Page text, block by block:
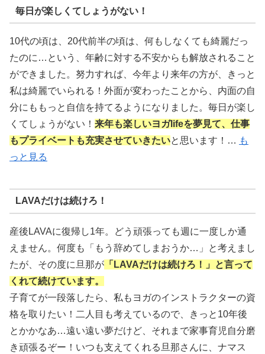
毎日が楽しくてしょうがない！
10代の頃は、20代前半の頃は、何もしなくても綺麗だっ
たのに…という、年齢に対する不安からも解放されること
ができました。努力すれば、今年より来年の方が、きっと
私は綺麗でいられる！外面が変わったことから、内面の自
分にももっと自信を持てるようになりました。毎日が楽し
くてしょうがない！ 来年も楽しいヨガlifeを夢見て、仕事
もプライベートも充実させていきたいと思います！… も
っと見る
LAVAだけは続けろ！
産後LAVAに復帰し1年。どう頑張っても週に一度しか通
えません。何度も「もう辞めてしまおうか…」と考えまし
たが、その度に旦那が 「LAVAだけは続けろ！」と言って
くれて続けています。
子育てが一段落したら、私もヨガのインストラクターの資
格を取りたい！二人目も考えているので、きっと10年後
とかかなあ…遠い遠い夢だけど、それまで家事育児自分磨
き頑張るぞー！いつも支えてくれる旦那さんに、ナマス